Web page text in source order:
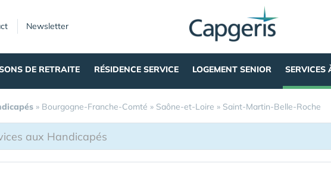
Newsletter
DE RETRAITE RÉSIDENCE SERVICE LOGEMENT SENIOR SERVICES
» Bourgogne-Franche-Comté » Saône-et-Loire » Saint-Martin-Belle-Roche